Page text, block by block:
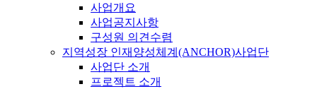
사업개요
사업공지사항
구성원 의견수렴
지역성장 인재양성체계(ANCHOR)사업단
사업단 소개
프로젝트 소개